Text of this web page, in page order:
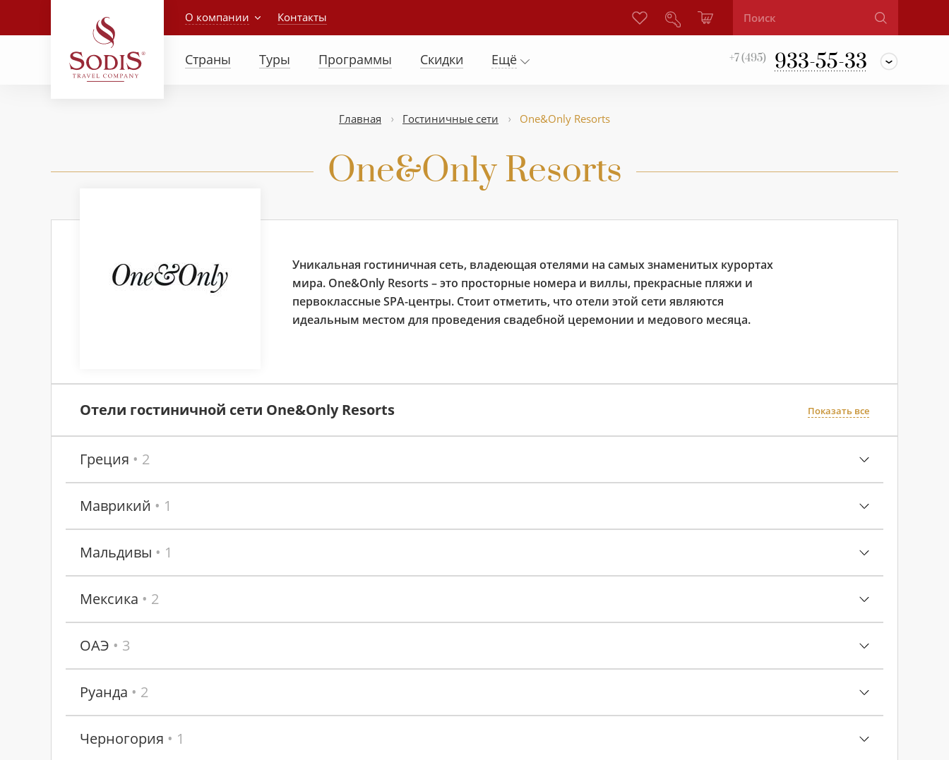
О компании Контакты
Страны Туры Программы Скидки Ещё +7 (495) 933-55-33
Главная Гостиничные сети One&Only Resorts
One&Only Resorts
Уникальная гостиничная сеть, владеющая отелями на самых знаменитых курортах
мира. One&Only Resorts – это просторные номера и виллы, прекрасные пляжи и
первоклассные SPA-центры. Стоит отметить, что отели этой сети являются
идеальным местом для проведения свадебной церемонии и медового месяца.
Отели гостиничной сети One&Only Resorts Показать все
Греция • 2
Маврикий • 1
Мальдивы • 1
Мексика • 2
ОАЭ • 3
Руанда • 2
Черногория • 1